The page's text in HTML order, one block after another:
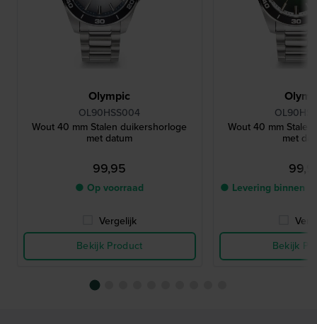
Olympic
OL90HSS004
Wout 40 mm Stalen duikershorloge
met datum
99,95
● Op voorraad
Vergelijk
Bekijk Product
Wout 40 mm
met
● Levering binnen
Bekijk